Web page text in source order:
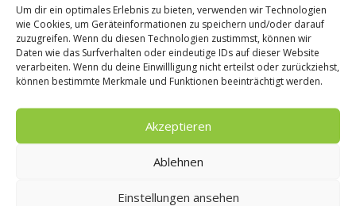
Um dir ein optimales Erlebnis zu bieten, verwenden wir Technologien
wie Cookies, um Geräteinformationen zu speichern und/oder darauf
zuzugreifen. Wenn du diesen Technologien zustimmst, können wir
Daten wie das Surfverhalten oder eindeutige IDs auf dieser Website
verarbeiten. Wenn du deine Einwillligung nicht erteilst oder zurückziehst,
können bestimmte Merkmale und Funktionen beeinträchtigt werden.
Akzeptieren
Ablehnen
Einstellungen ansehen
Prickelnd
hinaus
Gastro &
Anuga Koch
gesucht